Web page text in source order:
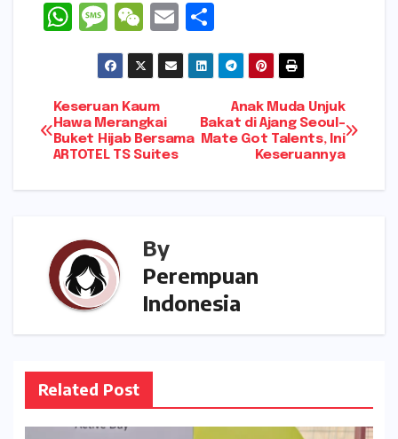
W
ts
A
p
p
M
e
s
s
a
g
e
W
e
C
h
a
t
E
m
ai
h
ar
e
Navigasi
pos
Anak Muda Unjuk
Bakat di Ajang Seoul-
Mate Got Talents, Ini
Keseruannya
Keseruan Kaum
Hawa Merangkai
Buket Hijab Bersama
ARTOTEL TS Suites
By
Perempuan
Indonesia
Related Post